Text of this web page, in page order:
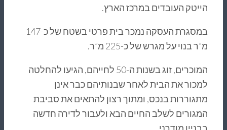
הייטק העובדים במרכז הארץ.
במסגרת העסקה נמכר בית פרטי בשטח של כ-147
מ”ר בנוי על מגרש של כ-225 מ”ר.
המוכרים, זוג בשנות ה-50 לחייהם, הגיעו להחלטה
למכור את הבית לאחר שבנותיהם כבר אינן
מתגוררות בנכס, ומתוך רצון להתאים את סביבת
המגורים לשלב החיים הבא ולעבור לדירה חדשה